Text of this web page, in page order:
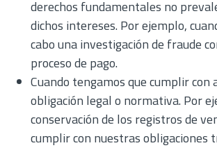
derechos fundamentales no
dichos intereses. Por ejemplo,
cabo una investigación de fraude
proceso de pago.
Cuando tengamos que cumplir con
obligación legal o normativa. Por
conservación de los registros de
cumplir con nuestras obligaciones